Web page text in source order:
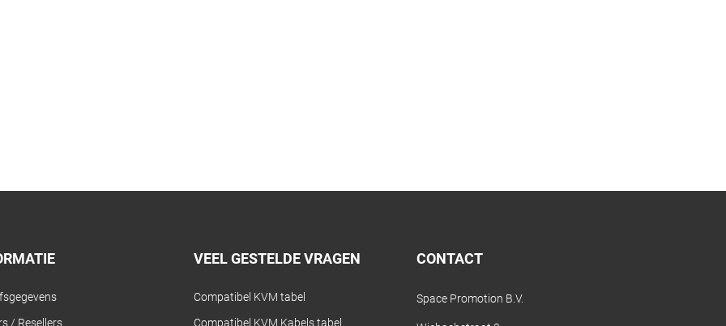
/ Resellers
VEEL GESTELDE VRAGEN
Compatibel KVM tabel
Compatibel KVM Kabels tabel
CONTACT
Space Promotion B.V.